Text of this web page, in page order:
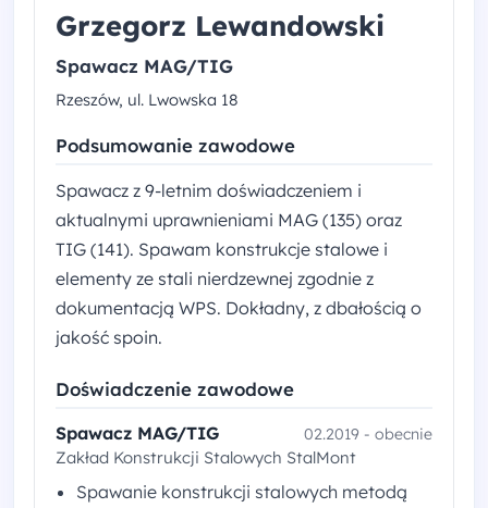
Grzegorz Lewandowski
Spawacz MAG/TIG
Rzeszów, ul. Lwowska 18
Podsumowanie zawodowe
Spawacz z 9-letnim doświadczeniem i
aktualnymi uprawnieniami MAG (135) oraz
TIG (141). Spawam konstrukcje stalowe i
elementy ze stali nierdzewnej zgodnie z
dokumentacją WPS. Dokładny, z dbałością o
jakość spoin.
Doświadczenie zawodowe
Spawacz MAG/TIG 02.2019 - obecnie
Zakład Konstrukcji Stalowych StalMont
Spawanie konstrukcji stalowych metodą